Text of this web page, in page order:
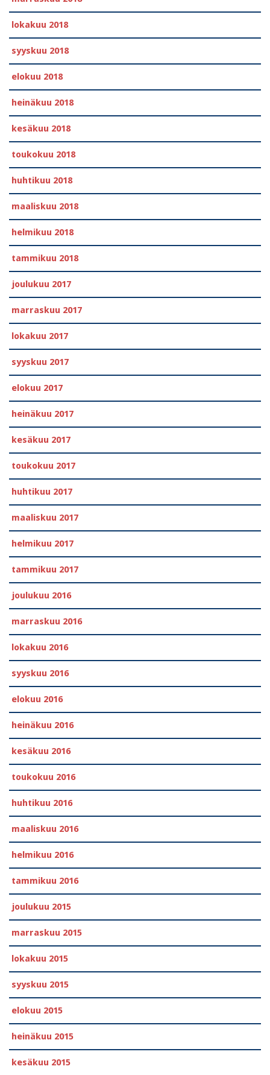
lokakuu 2018
syyskuu 2018
elokuu 2018
heinäkuu 2018
kesäkuu 2018
toukokuu 2018
huhtikuu 2018
maaliskuu 2018
helmikuu 2018
tammikuu 2018
joulukuu 2017
marraskuu 2017
lokakuu 2017
syyskuu 2017
elokuu 2017
heinäkuu 2017
kesäkuu 2017
toukokuu 2017
huhtikuu 2017
maaliskuu 2017
helmikuu 2017
tammikuu 2017
joulukuu 2016
marraskuu 2016
lokakuu 2016
syyskuu 2016
elokuu 2016
heinäkuu 2016
kesäkuu 2016
toukokuu 2016
huhtikuu 2016
maaliskuu 2016
helmikuu 2016
tammikuu 2016
joulukuu 2015
marraskuu 2015
lokakuu 2015
syyskuu 2015
elokuu 2015
heinäkuu 2015
kesäkuu 2015